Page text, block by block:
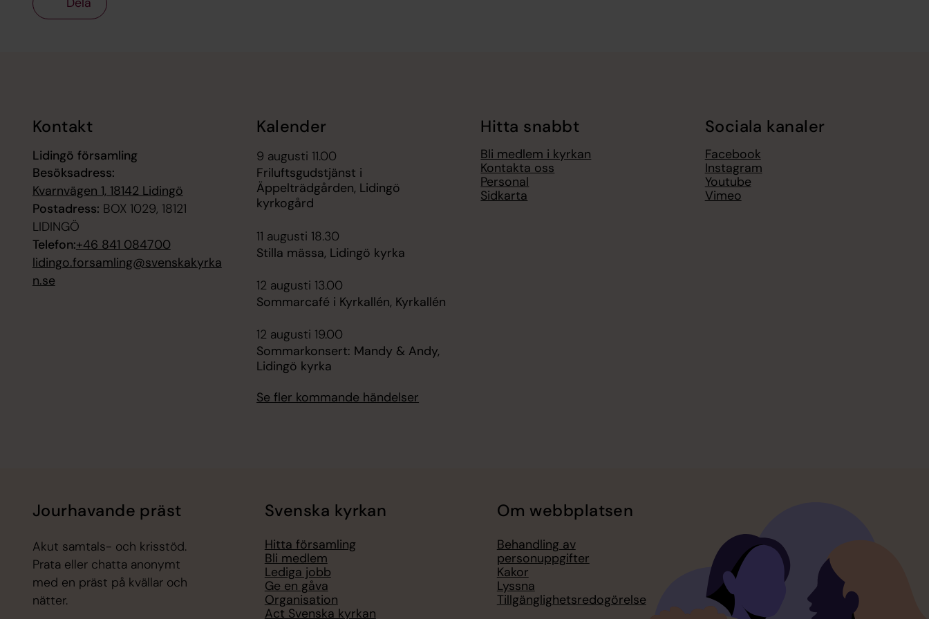
Kontakt
Lidingö församling
Besöksadress:
Kvarnvägen 1, 18142 Lidingö
Postadress: BOX 1029, 18121
LIDINGÖ
Telefon:+46 841 084700
lidingo.forsamling@svenskakyrka
n.se
Kalender
9 augusti 11.00
Friluftsgudstjänst i
Äppelträdgården, Lidingö
kyrkogård
11 augusti 18.30
Stilla mässa, Lidingö kyrka
12 augusti 13.00
Sommarcafé i Kyrkallén, Kyrkallén
12 augusti 19.00
Sommarkonsert: Mandy & Andy,
Lidingö kyrka
Se fler kommande händelser
Hitta snabbt
Bli medlem i kyrkan
Kontakta oss
Personal
Sidkarta
Sociala kanaler
Facebook
Instagram
Youtube
Vimeo
Jourhavande präst
Akut samtals- och krisstöd.
Prata eller chatta anonymt
med en präst på kvällar och
nätter.
Svenska kyrkan
Hitta församling
Bli medlem
Lediga jobb
Ge en gåva
Organisation
Act Svenska kyrkan
Om webbplatsen
Behandling av
personuppgifter
Kakor
Lyssna
Tillgänglighetsredogörelse